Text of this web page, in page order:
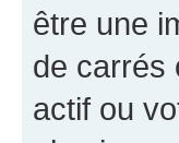
être une
de carrés
actif ou